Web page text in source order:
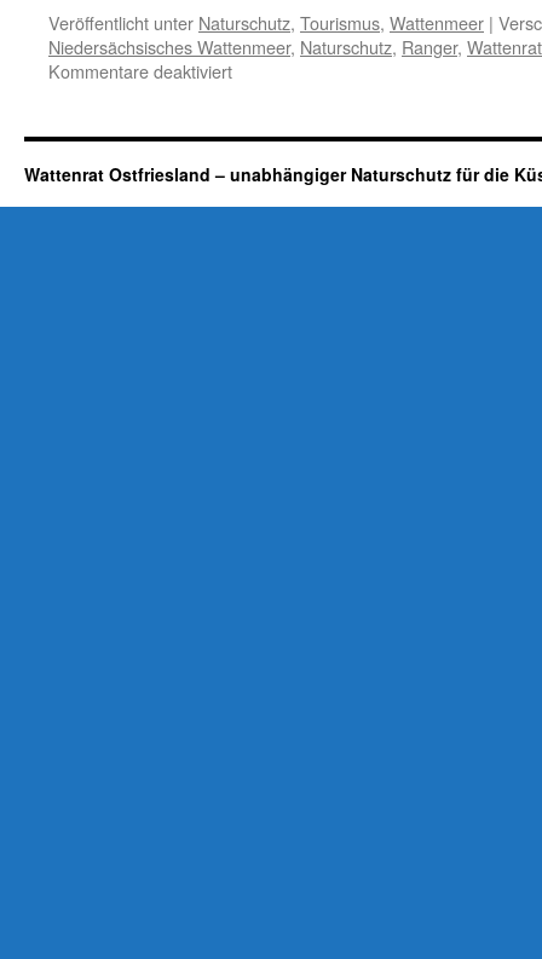
Veröffentlicht unter Naturschutz, Tourismus, Wattenmeer |
Niedersächsisches Wattenmeer, Naturschutz, Ranger, Wattenrat
Kommentare deaktiviertfür
am
31.
2019:
Wattenrat Ostfriesland – unabhängiger Naturschutz für die